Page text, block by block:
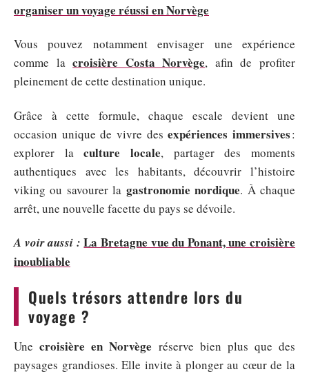
organiser un voyage réussi en Norvège
Vous pouvez notamment envisager une expérience
comme lacroisière Costa Norvège, afin de profiter
pleinement de cette destination unique.
Grâce à cette formule, chaque escale devient une
occasion unique de vivre desexpériences immersives:
explorer laculture locale, partager des moments
authentiques avec les habitants, découvrir l’histoire
viking ou savourer la gastronomie nordique. À chaque
arrêt, une nouvelle facette du pays se dévoile.
A voir aussi : La Bretagne vue du Ponant, une croisière
inoubliable
Quels trésors attendre lors du
voyage ?
Unecroisière en Norvège réserve bien plus que des
paysages grandioses. Elle invite à plonger au cœur de la